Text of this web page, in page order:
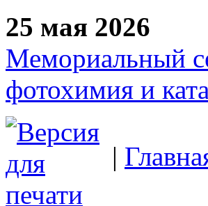
25 мая 2026
Мемориальный
фотохимия и
|